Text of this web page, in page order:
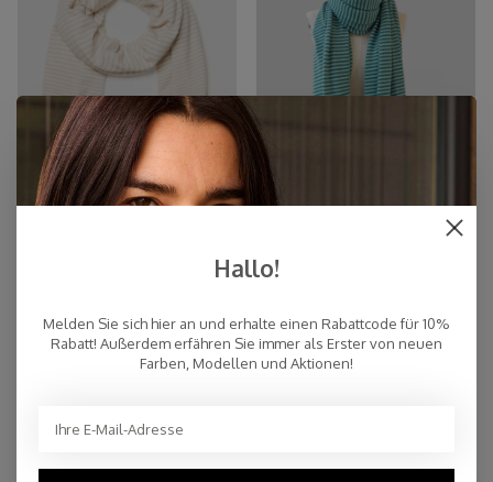
Schal Cosy Chic Stripes Aqua -
Grün und Gemeines
€94,95
NEW NEW
Hallo!
Melden Sie sich hier an und erhalte einen Rabattcode für 10%
Rabatt! Außerdem erfähren Sie immer als Erster von neuen
Farben, Modellen und Aktionen!